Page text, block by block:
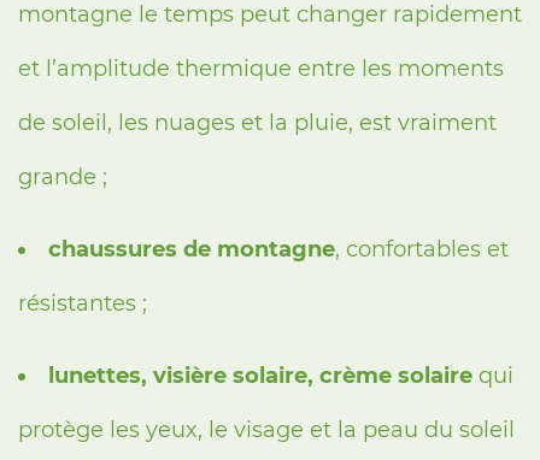
montagne le temps peut changer rapidement
et l’amplitude thermique entre les moments
de soleil, les nuages et la pluie, est vraiment
grande ;
chaussures de montagne, confortables et
résistantes ;
lunettes, visière solaire, crème solaire qui
protège les yeux, le visage et la peau du soleil